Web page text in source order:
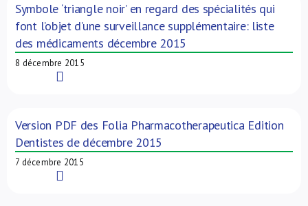
Symbole ‘triangle noir’ en regard des spécialités qui
font l’objet d’une surveillance supplémentaire: liste
des médicaments décembre 2015
8 décembre 2015
Version PDF des Folia Pharmacotherapeutica Edition
Dentistes de décembre 2015
7 décembre 2015